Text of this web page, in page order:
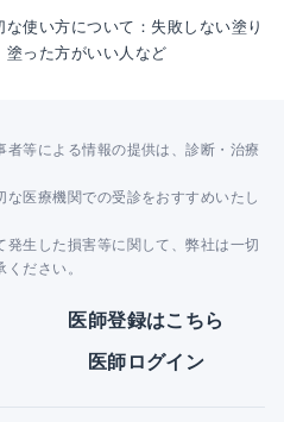
な使い方について：失敗しない塗り
塗った方がいい人など
等による情報の提供は、診断・治療
医療機関での受診をおすすめいたし
生した損害等に関して、弊社は一切
ださい。
医師登録はこちら
医師ログイン